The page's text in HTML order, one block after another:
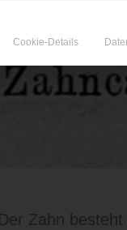
Zahn
Cookie-Details